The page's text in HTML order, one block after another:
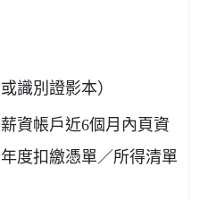
識別證影本）
資帳戶近6個月內頁資
度扣繳憑單／所得清單